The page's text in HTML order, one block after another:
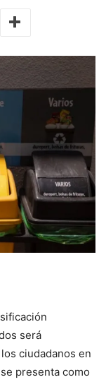
será
ciudadanos en
presenta como